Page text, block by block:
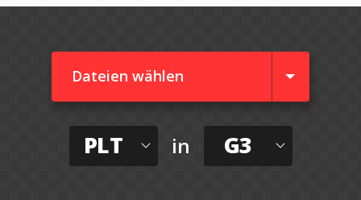
Dateien wählen
PLT in G3